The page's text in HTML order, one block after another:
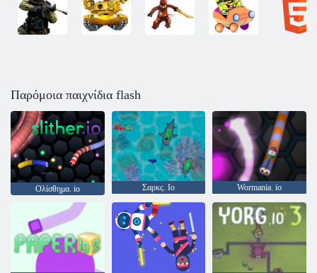
Παρόμοια παιχνίδια flash
Ολίσθημα. io Σαρκς. Io Wormania. io